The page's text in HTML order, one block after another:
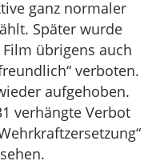
ganz normaler
Später wurde
übrigens auch
verboten.
aufgehoben.
verhängte Verbot